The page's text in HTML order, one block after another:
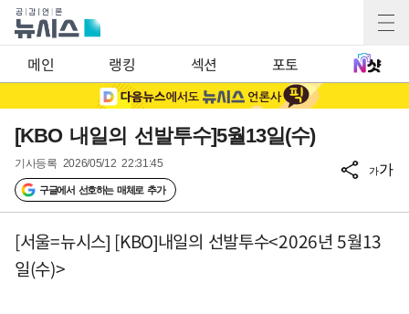
메인 랭킹 섹션 포토
[KBO 내일의 선발투수]5월13일(수)
기사등록 2026/05/12 22:31:45
구글에서 선호하는 매체로 추가
가가
[서울=뉴시스] [KBO]내일의 선발투수<2026년 5월13
일(수)>